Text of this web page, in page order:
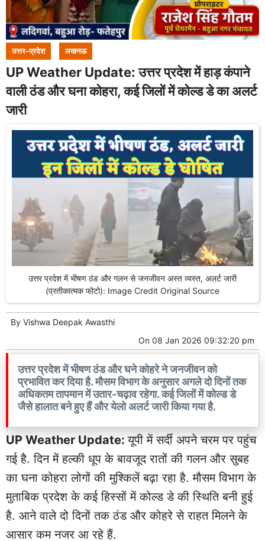
उत्तर-प्रदेश लखनऊ
UP Weather Update: उत्तर प्रदेश में हाड़ कंपाने
वाली ठंड और घना कोहरा, कई जिलों में कोल्ड डे का अलर्ट
जारी
उत्तर प्रदेश में भीषण ठंड और गलन से जनजीवन अस्त व्यस्त, अलर्ट जारी
(प्रतीकात्मक फोटो): Image Credit Original Source
By Vishwa Deepak Awasthi
On 08 Jan 2026 09:32:20 pm
उत्तर प्रदेश में भीषण ठंड और घने कोहरे ने जनजीवन को
प्रभावित कर दिया है. मौसम विभाग के अनुसार अगले दो दिनों तक
अधिकतम तापमान में उतार-चढ़ाव रहेगा. कई जिलों में कोल्ड डे
जैसे हालात बने हुए हैं और येलो अलर्ट जारी किया गया है.
UP Weather Update:यूपी में सर्दी अपने चरम पर पहुंच
गई है. दिन में हल्की धूप के बावजूद रातों की गलन और सुबह
का घना कोहरा लोगों की मुश्किलें बढ़ा रहा है. मौसम विभाग के
मुताबिक प्रदेश के कई हिस्सों में कोल्ड डे की स्थिति बनी हुई
है. आने वाले दो दिनों तक ठंड और कोहरे से राहत मिलने के
आसार कम नजर आ रहे हैं.